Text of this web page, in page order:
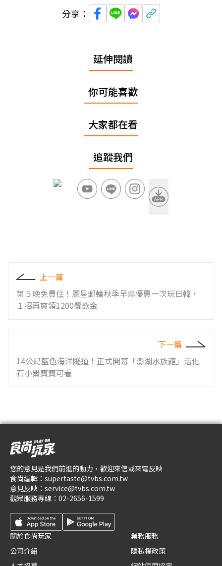
分享：
延伸閱讀
你可能喜歡
大家都在看
追蹤我們
上一篇
第５晚免費住！麗星郵輪秋季早鳥優惠一次玩日韓，
１招再爽領1200餐飲金
下一篇
14公尺藍色海洋隧道！正式開幕「澎湖水族館」活化
石小鱟寶寶可看
您的意見是我們前進的動力，歡迎來信或來電反映
食尚編輯： supertaste@tvbs.com.tw
意見反映： service@tvbs.com.tw
觀眾服務專線： 02-2656-1599
關於食尚玩家
公司介紹
業務服務
隱私權政策